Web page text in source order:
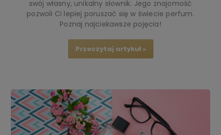
swój własny, unikalny słownik. Jego znajomość
pozwoli Ci lepiej poruszać się w świecie perfum.
Poznaj najciekawsze pojęcia!
Przeczytaj artykuł »